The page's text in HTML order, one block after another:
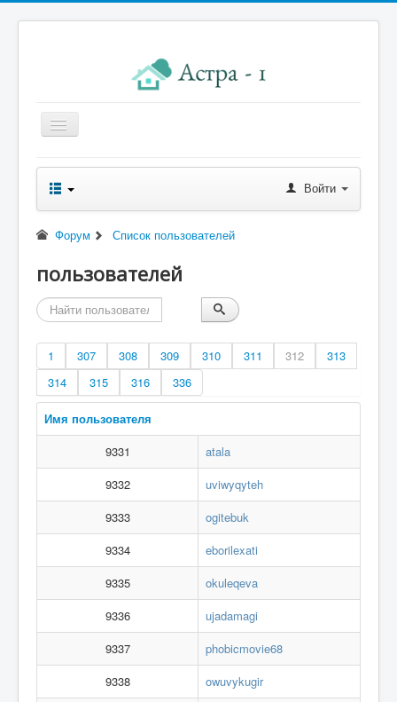
Главная
Новости правления
Начисления к оплате
Форум
Контакты
Помощь
Войти
Форум Список пользователей
пользователей
1 307 308 309 310 311 312
313
314
315 316 336
Имя пользователя
9331
atala
9332
uviwyqyteh
9333
ogitebuk
9334
eborilexati
9335
okuleqeva
9336
ujadamagi
9337
phobicmovie68
9338
owuvykugir